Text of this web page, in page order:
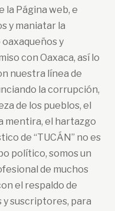
la Página web, e
y maniatar la
y
con Oaxaca, así lo
nuestra línea de
la corrupción,
de los pueblos, el
mentira, el hartazgo
de “TUCÁN” no es
político, somos un
de muchos
el respaldo de
suscriptores, para